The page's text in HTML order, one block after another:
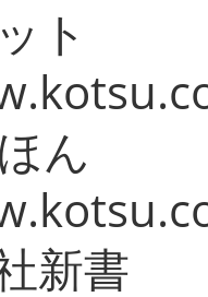
ト
ん
新書